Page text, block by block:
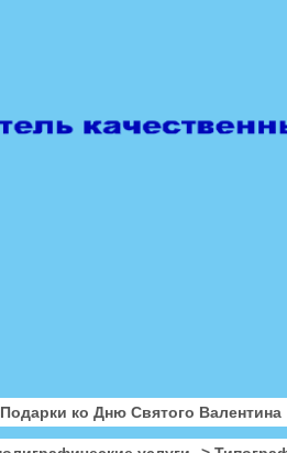
ко Дню Святого Валентина